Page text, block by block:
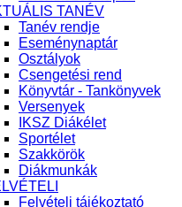
TANÉV
Tanév rendje
Eseménynaptár
Osztályok
Csengetési rend
Könyvtár - Tankönyvek
Versenyek
IKSZ Diákélet
Sportélet
Szakkörök
Diákmunkák
Felvételi tájékoztató